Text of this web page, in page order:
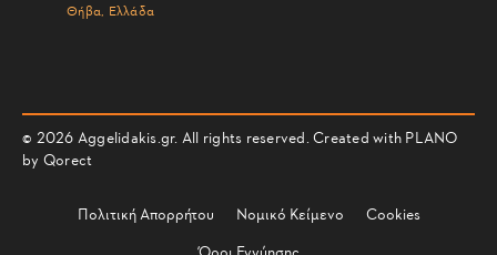
Θήβα, Ελλάδα
© 2026 Aggelidakis.gr. All rights reserved. Created with PLANO
by Qorect
Πολιτική Απορρήτου Νομικό Κείμενο
Cookies